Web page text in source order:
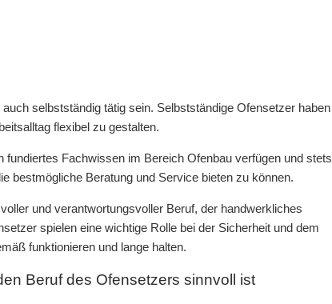
selbstständig tätig sein. Selbstständige Ofensetzer haben
flexibel zu gestalten.
Fachwissen im Bereich Ofenbau verfügen und stets
bestmögliche Beratung und Service bieten zu können.
und verantwortungsvoller Beruf, der handwerkliches
spielen eine wichtige Rolle bei der Sicherheit und dem
funktionieren und lange halten.
Beruf des Ofensetzers sinnvoll ist